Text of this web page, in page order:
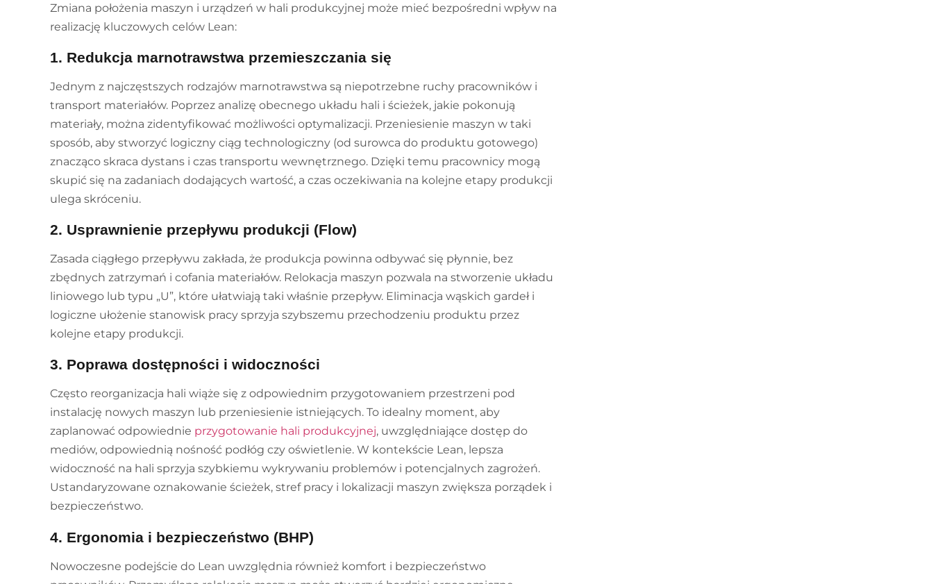
Zmiana położenia maszyn i urządzeń w hali produkcyjnej może mieć bezpośredni wpływ na
realizację kluczowych celów Lean:
1. Redukcja marnotrawstwa przemieszczania się
Jednym z najczęstszych rodzajów marnotrawstwa są niepotrzebne ruchy pracowników i
transport materiałów. Poprzez analizę obecnego układu hali i ścieżek, jakie pokonują
materiały, można zidentyfikować możliwości optymalizacji. Przeniesienie maszyn w taki
sposób, aby stworzyć logiczny ciąg technologiczny (od surowca do produktu gotowego)
znacząco skraca dystans i czas transportu wewnętrznego. Dzięki temu pracownicy mogą
skupić się na zadaniach dodających wartość, a czas oczekiwania na kolejne etapy produkcji
ulega skróceniu.
2. Usprawnienie przepływu produkcji (Flow)
Zasada ciągłego przepływu zakłada, że produkcja powinna odbywać się płynnie, bez
zbędnych zatrzymań i cofania materiałów. Relokacja maszyn pozwala na stworzenie układu
liniowego lub typu „U”, które ułatwiają taki właśnie przepływ. Eliminacja wąskich gardeł i
logiczne ułożenie stanowisk pracy sprzyja szybszemu przechodzeniu produktu przez
kolejne etapy produkcji.
3. Poprawa dostępności i widoczności
Często reorganizacja hali wiąże się z odpowiednim przygotowaniem przestrzeni pod
instalację nowych maszyn lub przeniesienie istniejących. To idealny moment, aby
zaplanować odpowiednie przygotowanie hali produkcyjnej, uwzględniające dostęp do
mediów, odpowiednią nośność podłóg czy oświetlenie. W kontekście Lean, lepsza
widoczność na hali sprzyja szybkiemu wykrywaniu problemów i potencjalnych zagrożeń.
Ustandaryzowane oznakowanie ścieżek, stref pracy i lokalizacji maszyn zwiększa porządek i
bezpieczeństwo.
4. Ergonomia i bezpieczeństwo (BHP)
Nowoczesne podejście do Lean uwzględnia również komfort i bezpieczeństwo